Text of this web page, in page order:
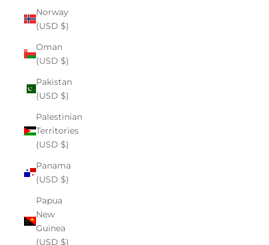
Norway
(USD $)
Oman
(USD $)
Pakistan
(USD $)
Palestinian
Territories
(USD $)
Panama
(USD $)
Papua
New
Guinea
(USD $)